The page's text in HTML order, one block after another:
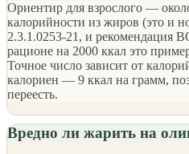
Ориентир для взрослого —
калорийности из жиров (это и
2.3.1.0253-21, и рекомендация
рационе на 2000 ккал это
Точное число зависит от
калориен — 9 ккал на грамм,
переесть.
Вредно ли жарить на